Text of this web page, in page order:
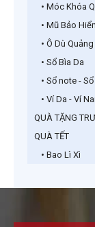
• Móc Khóa
• Mũ Bảo
• Ô Dù
• Sổ Bìa Da
• Sổ note -
• Ví Da - Ví
QUÀ TẶNG
QUÀ TẾT
• Bao Lì Xì